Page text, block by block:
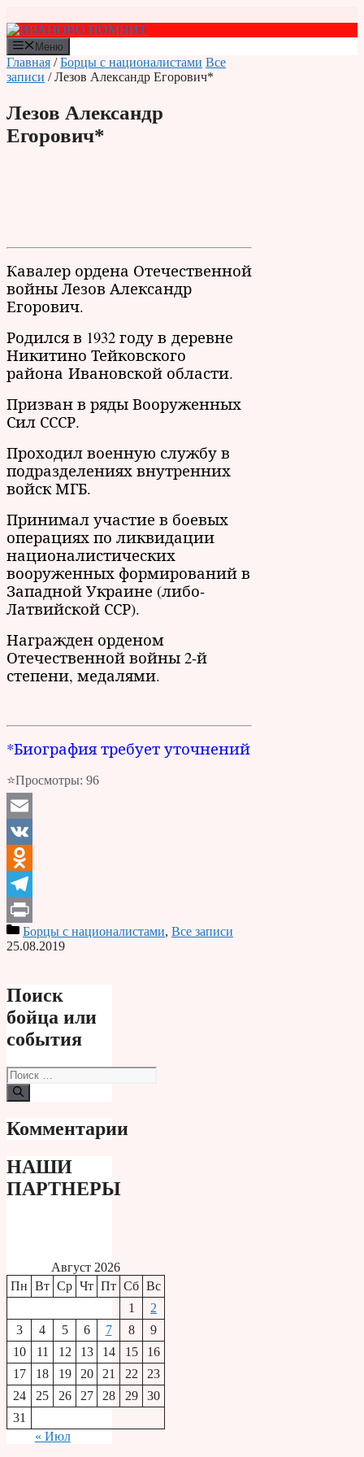
к
содержимому
Меню
Главная /Борцы с националистами Все
записи / Лезов Александр Егорович*
Лезов Александр
Егорович*
Кавалер ордена Отечественной
войны Лезов Александр
Егорович.
Родился в 1932 году в деревне
Никитино Тейковского
района Ивановской области.
Призван в ряды Вооруженных
Сил СССР.
Проходил военную службу в
подразделениях внутренних
войск МГБ.
Принимал участие в боевых
операциях по ликвидации
националистических
вооруженных формирований в
Западной Украине (либо-
Латвийской ССР).
Награжден орденом
Отечественной войны 2-й
степени, медалями.
*Биография требует уточнений
⭐Просмотры: 96
Email
VK
Odnoklassniki
Telegram
PrintБорцы с националистами, Все записи
25.08.2019
Поиск
бойца или
события
Поиск:
Комментарии
НАШИ
ПАРТНЕРЫ
Август 2026
Пн Вт Ср Чт Пт Сб Вс
1
2
3
4 5 6 7 8
9
10
11 12 13 14 15
16
17
18 19 20 21 22
23
24
25 26 27 28 29
30
31
« Июл